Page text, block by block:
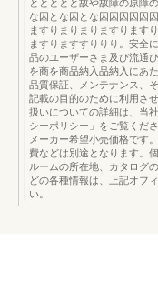
ととととと故や故障の原障
な因とな因とな因因因因因
ますりまりまりますります
ますりますすりりり。安全
品のユーザーさま及び流通
を商を商品納入品納入にあ
品質保証、メンテナンス、
記載の目的のために利用さ
扱いについての詳細は、当
シーポリシー」をご覧くだ
メーカー希望小売価格です
費などは別途となります。
ルームの所在地、カタログ
どの各種情報は、上記オフ
い。